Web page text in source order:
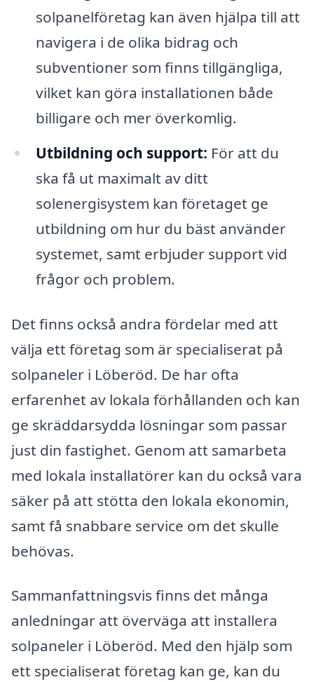
solpanelföretag kan även hjälpa till att
navigera i de olika bidrag och
subventioner som finns tillgängliga,
vilket kan göra installationen både
billigare och mer överkomlig.
Utbildning och support: För att du
ska få ut maximalt av ditt
solenergisystem kan företaget ge
utbildning om hur du bäst använder
systemet, samt erbjuder support vid
frågor och problem.
Det finns också andra fördelar med att
välja ett företag som är specialiserat på
solpaneler i Löberöd. De har ofta
erfarenhet av lokala förhållanden och kan
ge skräddarsydda lösningar som passar
just din fastighet. Genom att samarbeta
med lokala installatörer kan du också vara
säker på att stötta den lokala ekonomin,
samt få snabbare service om det skulle
behövas.
Sammanfattningsvis finns det många
anledningar att överväga att installera
solpaneler i Löberöd. Med den hjälp som
ett specialiserat företag kan ge, kan du